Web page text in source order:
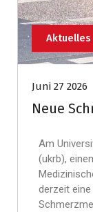
Aktuelles
Juni 27 2026
Neue
Am
(ukrb),
derzeit